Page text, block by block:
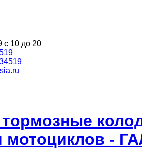
с 10 до 20
тормозные
мотоциклов -